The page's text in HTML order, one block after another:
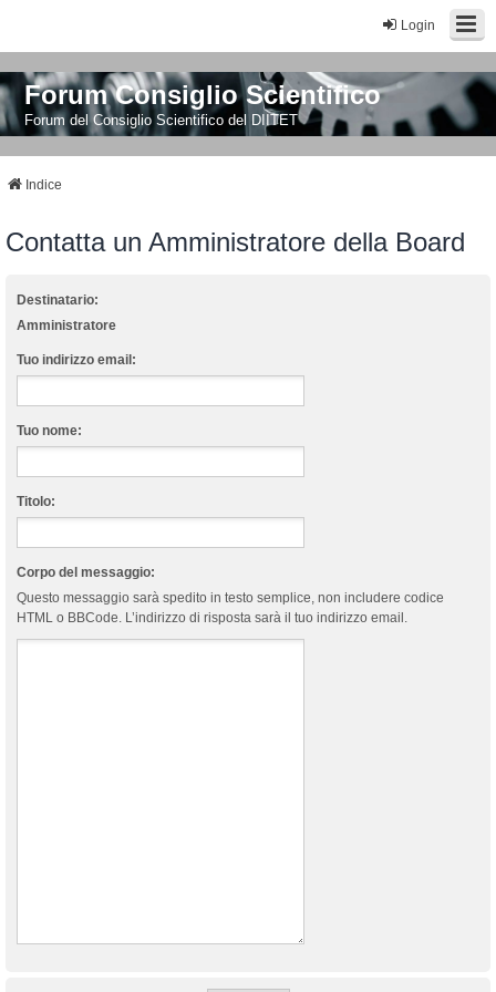
Login
Forum Consiglio Scientifico
Forum del Consiglio Scientifico del DIITET
Indice
Contatta un Amministratore della Board
Destinatario:
Amministratore
Tuo indirizzo email:
Tuo nome:
Titolo:
Corpo del messaggio:
Questo messaggio sarà spedito in testo semplice, non includere codice
HTML o BBCode. L’indirizzo di risposta sarà il tuo indirizzo email.